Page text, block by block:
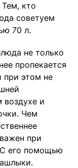
кто
советуем
70 л.
не только
пропекается
при этом не
воздухе и
Чем
при
С его помощью